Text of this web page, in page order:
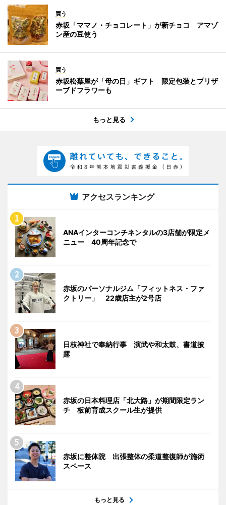
買う
赤坂「ママノ・チョコレート」が新チョコ アマゾ
ン産の豆使う
買う
赤坂松葉屋が「母の日」ギフト 限定包装とプリザ
ーブドフラワーも
もっと見る
アクセスランキング
ANAインターコンチネンタルの3店舗が限定メ
ニュー 40周年記念で
赤坂のパーソナルジム「フィットネス・ファ
クトリー」 22歳店主が2号店
日枝神社で奉納行事 演武や和太鼓、書道披
露
赤坂の日本料理店「北大路」が期間限定ラン
チ 板前育成スクール生が提供
赤坂に整体院 出張整体の柔道整復師が施術
スペース
もっと見る